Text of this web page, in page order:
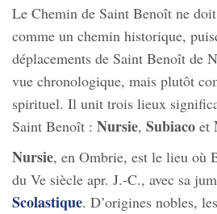
Le Chemin de Saint Benoît ne
comme un chemin historique,
déplacements de Saint Benoît de
vue chronologique, mais plutôt
spirituel. Il unit trois lieux
Saint Benoît : Nursie, Subiaco et
Nursie, en Ombrie, est le lieu où
du Ve siècle apr. J.-C., avec sa
Scolastique. D’origines nobles,